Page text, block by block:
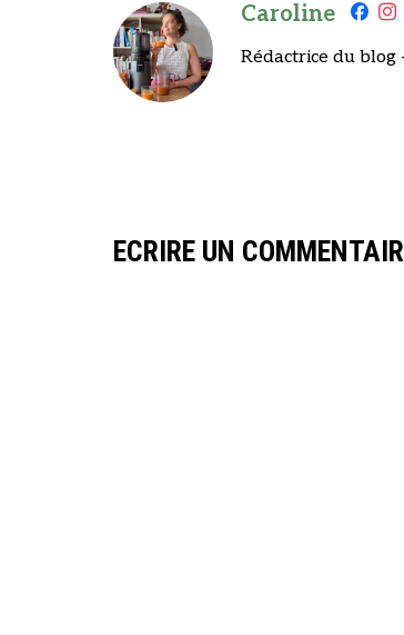
Caroline
Rédactrice du
ECRIRE UN